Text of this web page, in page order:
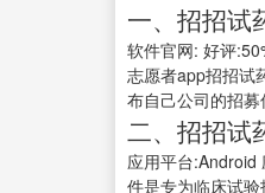
一、招招试
软件官网: 好评
志愿者app招招试
布自己公司的招
二、招招试
应用平台:Android
件是专为临床试